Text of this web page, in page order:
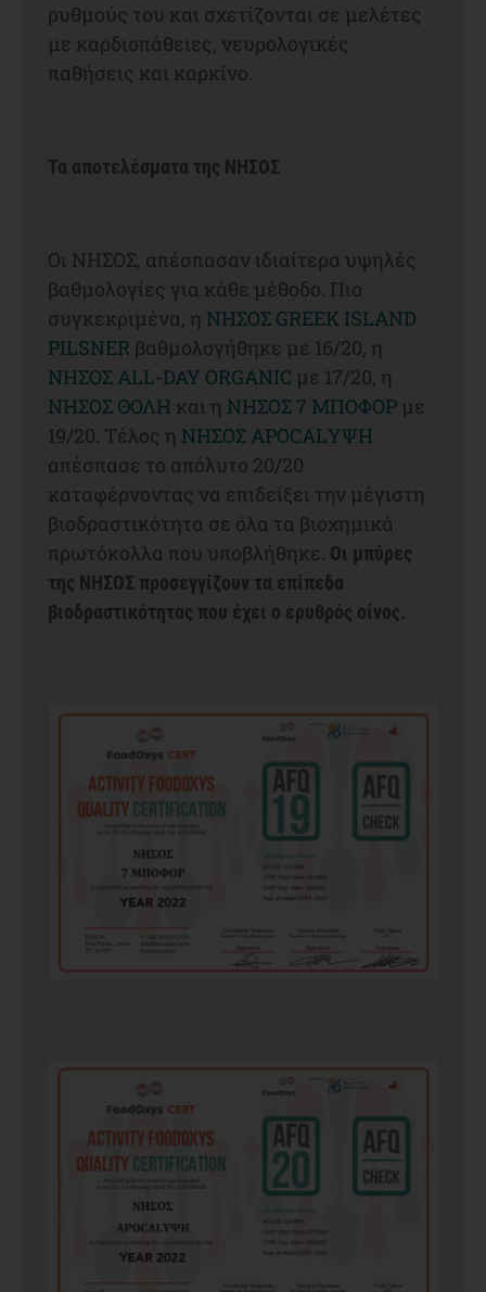
ρυθμούς του και σχετίζονται σε μελέτες
με καρδιοπάθειες, νευρολογικές
παθήσεις και καρκίνο.
Τα αποτελέσματα της ΝΗΣΟΣ
Οι ΝΗΣΟΣ, απέσπασαν ιδιαίτερα υψηλές
βαθμολογίες για κάθε μέθοδο. Πιο
συγκεκριμένα, η NΗΣΟΣ GREEK ISLAND
PILSNER βαθμολογήθηκε με 16/20, η
NΗΣΟΣ ALL-DAY ORGANIC με 17/20, η
NΗΣΟΣ ΘΟΛΗ και η NΗΣΟΣ 7 ΜΠΟΦΟΡ με
19/20. Τέλος η NΗΣΟΣ APOCALΥΨΗ
απέσπασε το απόλυτο 20/20
καταφέρνοντας να επιδείξει την μέγιστη
βιοδραστικότητα σε όλα τα βιοχημικά
πρωτόκολλα που υποβλήθηκε. Οι μπύρες
της ΝΗΣΟΣ προσεγγίζουν τα επίπεδα
βιοδραστικότητας που έχει ο ερυθρός οίνος.